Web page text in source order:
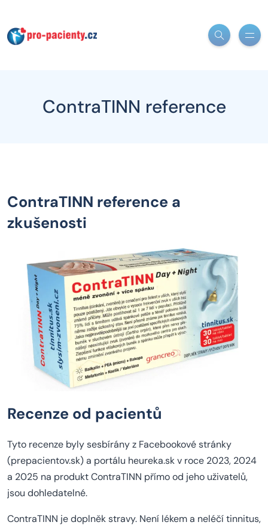
ContraTINN reference
ContraTINN reference a
zkušenosti
Recenze od pacientů
Tyto recenze byly sesbírány z Facebookové stránky
(prepacientov.sk) a portálu heureka.sk v roce 2023, 2024
a 2025 na produkt ContraTINN přímo od jeho uživatelů,
jsou dohledatelné.
ContraTINN je doplněk stravy. Není lékem a neléčí tinnitus,